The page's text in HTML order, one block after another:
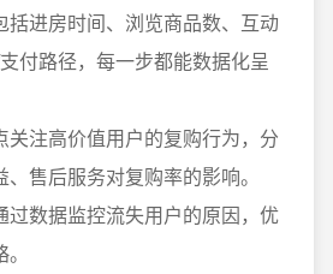
括进房时间、浏览商品数、互动
付路径，每一步都能数据化呈
关注高价值用户的复购行为，分
售后服务对复购率的影响。
过数据监控流失用户的原因，优